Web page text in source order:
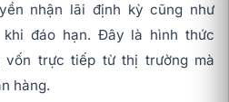
nhận lãi định kỳ cũng như
đáo hạn. Đây là hình thức
vốn trực tiếp từ thị trường mà
hàng.